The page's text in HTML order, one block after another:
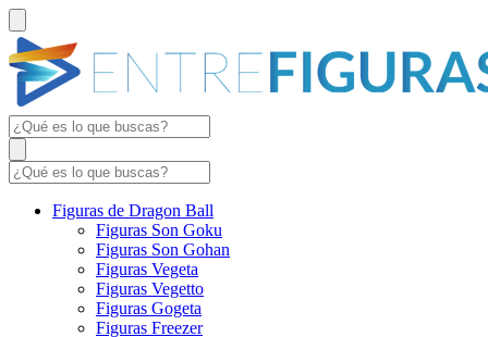
Figuras de Dragon Ball
Figuras Son Goku
Figuras Son Gohan
Figuras Vegeta
Figuras Vegetto
Figuras Gogeta
Figuras Freezer